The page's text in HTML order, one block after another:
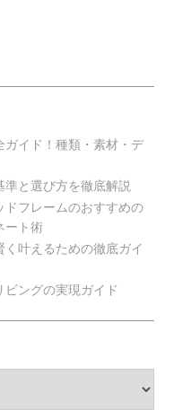
ガイド！種類・素材・デ
と選び方を徹底解説
フレームのおすすめの
ート術
く叶えるための徹底ガイ
ングの実現ガイド